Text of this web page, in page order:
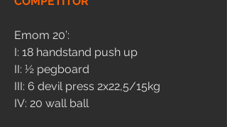
Emom 20’:
I: 18 handstand push up
II: ½ pegboard
III: 6 devil press 2x22,5/15kg
IV: 20 wall ball